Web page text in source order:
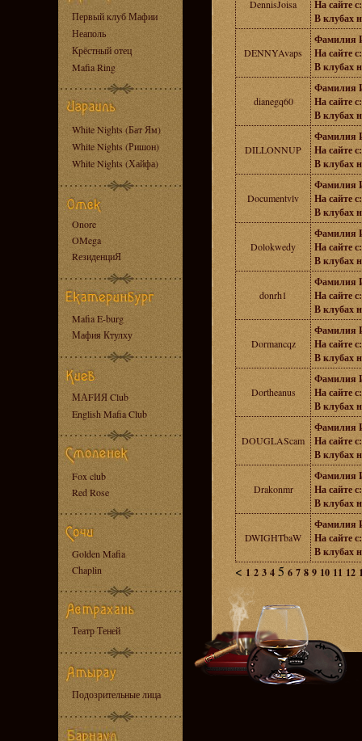
Первый клуб Мафии
Неаполь
Крёстный отец
Mafia Ring
White Nights (Бат Ям)
White Nights (Ришон)
White Nights (Хайфа)
Onore
OMega
RезиденциЯ
Mafia E-burg
Мафия Ктулху
МАFИЯ Club
English Mafia Club
Fox club
Red Rose
Golden Mafia
Chaplin
Театр Теней
Подозрительные лица
DennisJoisa
На сайте с:
В клубах
DENNYAvaps
Фамилия
На сайте с:
В клубах
dianegq60
Фамилия
На сайте с:
В клубах
DILLONNUP
Фамилия
На сайте с:
В клубах
Documentvlv
Фамилия
На сайте с:
В клубах
Dolokwedy
Фамилия
На сайте с:
В клубах
donrh1
Фамилия
На сайте с:
В клубах
Dormancqz
Фамилия
На сайте с:
В клубах
Dortheanus
Фамилия
На сайте с:
В клубах
DOUGLAScam
Фамилия
На сайте с:
В клубах
Drakonmr
Фамилия
На сайте с:
В клубах
DWIGHTbaW
Фамилия
На сайте с:
В клубах
< 1 2 3 4 5 6 7 8 9 10 11 12